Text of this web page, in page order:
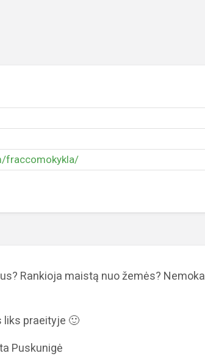
fraccomokykla/
Rankioja maistą nuo žemės? Nemoka
praeityje 🙂
Puskunigė